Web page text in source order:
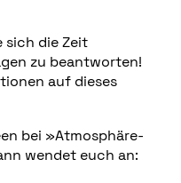
sich die Zeit
zu beantworten!
auf dieses
bei »Atmosphäre-
wendet euch an: